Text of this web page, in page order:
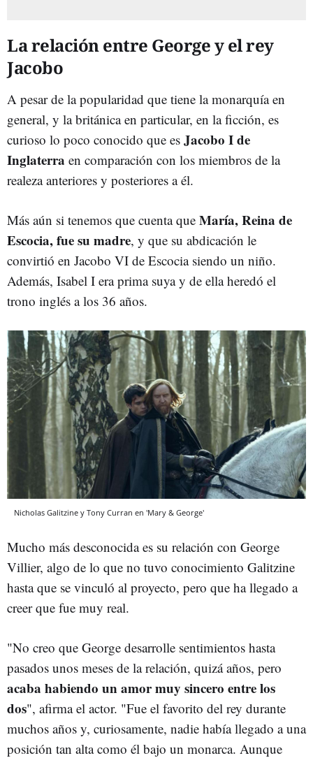
La relación entre George y el rey
Jacobo
A pesar de la popularidad que tiene la monarquía en
general, y la británica en particular, en la ficción, es
curioso lo poco conocido que es Jacobo I de
Inglaterra en comparación con los miembros de la
realeza anteriores y posteriores a él.
Más aún si tenemos que cuenta que María, Reina de
Escocia, fue su madre, y que su abdicación le
convirtió en Jacobo VI de Escocia siendo un niño.
Además, Isabel I era prima suya y de ella heredó el
trono inglés a los 36 años.
Nicholas Galitzine y Tony Curran en 'Mary & George'
Mucho más desconocida es su relación con George
Villier, algo de lo que no tuvo conocimiento Galitzine
hasta que se vinculó al proyecto, pero que ha llegado a
creer que fue muy real.
"No creo que George desarrolle sentimientos hasta
pasados unos meses de la relación, quizá años, pero
acaba habiendo un amor muy sincero entre los
dos", afirma el actor. "Fue el favorito del rey durante
muchos años y, curiosamente, nadie había llegado a una
posición tan alta como él bajo un monarca. Aunque